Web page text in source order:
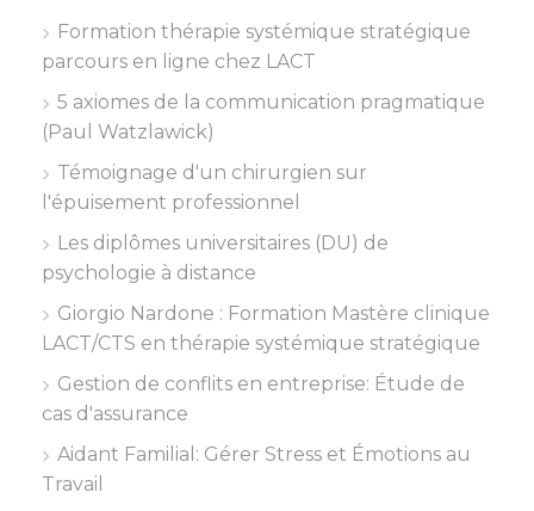
Formation thérapie systémique stratégique
parcours en ligne chez LACT
5 axiomes de la communication pragmatique
(Paul Watzlawick)
Témoignage d'un chirurgien sur
l'épuisement professionnel
Les diplômes universitaires (DU) de
psychologie à distance
Giorgio Nardone : Formation Mastère clinique
LACT/CTS en thérapie systémique stratégique
Gestion de conflits en entreprise: Étude de
cas d'assurance
Aidant Familial: Gérer Stress et Émotions au
Travail